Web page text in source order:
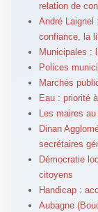
relation de
André Laignel
confiance, la
Municipales :
Polices
Marchés
Eau : priorité
Les maires
Dinan
secrétaires
Démocratie
citoyens
Handicap :
Aubagne